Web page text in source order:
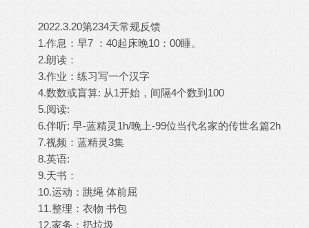
2022.3.20第234天常规反馈
1.作息：早7 ：40起床晚10：00睡。
2.朗读：
3.作业：练习写一个汉字
4.数数或盲算: 从1开始，间隔4个数到100
5.阅读:
6.伴听: 早-蓝精灵1h/晚上-99位当代名家的传世名篇2h
7.视频：蓝精灵3集
8.英语:
9.天书：
10.运动：跳绳 体前屈
11.整理：衣物 书包
12.家务：扔垃圾